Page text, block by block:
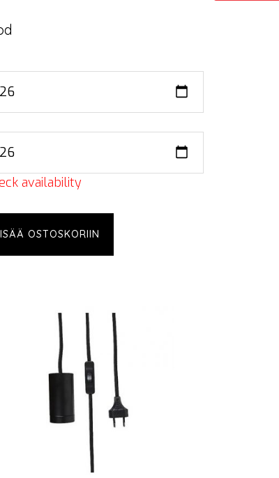
availability
OSTOSKORIIN